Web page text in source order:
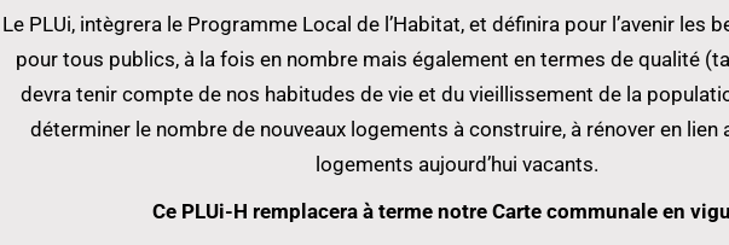
Le PLUi, intègrera le Programme Local de l’Habitat, et définira pour l’avenir les
pour tous publics, à la fois en nombre mais également en termes de qualité
devra tenir compte de nos habitudes de vie et du vieillissement de la
déterminer le nombre de nouveaux logements à construire, à rénover en lien
logements aujourd’hui vacants.
Ce PLUi-H remplacera à terme notre Carte communale en